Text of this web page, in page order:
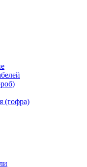
(гофра)